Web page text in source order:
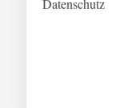
Datenschutz